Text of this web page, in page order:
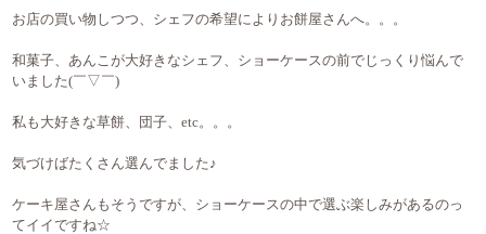
お店の買い物しつつ、シェフの希望によりお餅屋さんへ。。。
和菓子、あんこが大好きなシェフ、ショーケースの前でじっくり悩んで
いました(￣▽￣)
私も大好きな草餅、団子、etc。。。
気づけばたくさん選んでました♪
ケーキ屋さんもそうですが、ショーケースの中で選ぶ楽しみがあるのっ
てイイですね☆